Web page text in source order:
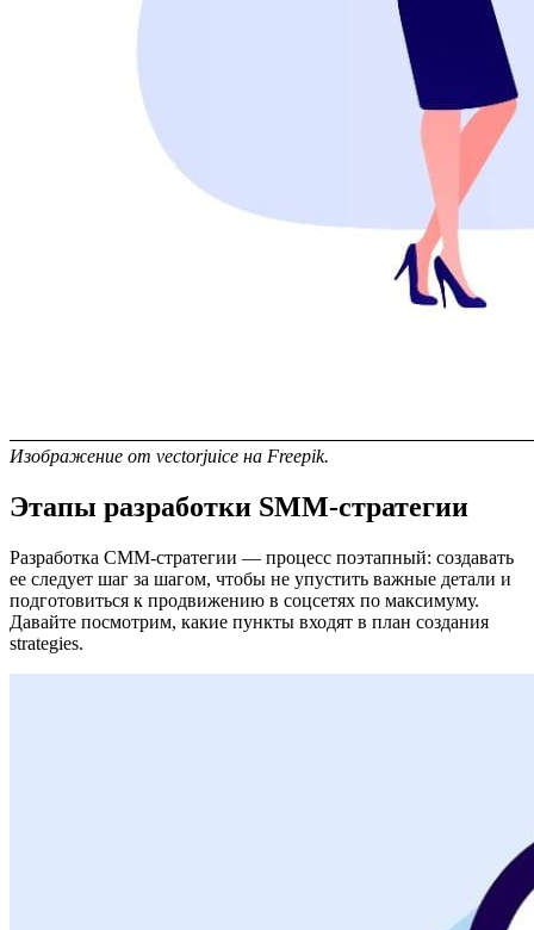
Изображение от vectorjuice на Freepik.
Этапы разработки SMM-стратегии
Разработка СММ-стратегии — процесс поэтапный: создавать
ее следует шаг за шагом, чтобы не упустить важные детали и
подготовиться к продвижению в соцсетях по максимуму.
Давайте посмотрим, какие пункты входят в план создания
strategies.